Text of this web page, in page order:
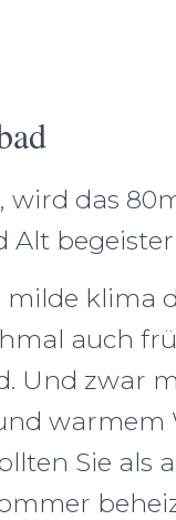
das
Alt
milde klima
auch
Und zwar
warmem
Sie als